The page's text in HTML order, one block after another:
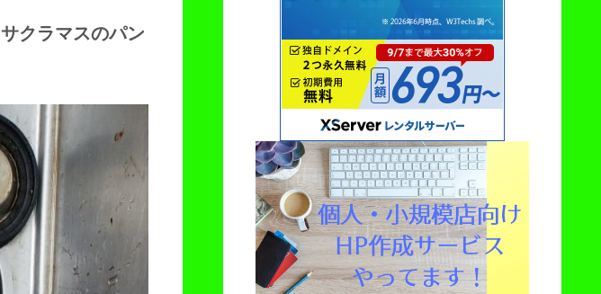
サクラマスのパン